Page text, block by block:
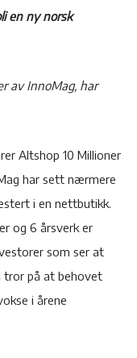
en ny norsk
av InnoMag, har
Altshop 10 Millioner
har sett nærmere
i en nettbutikk.
og 6 årsverk er
som ser at
tror på at behovet
i årene